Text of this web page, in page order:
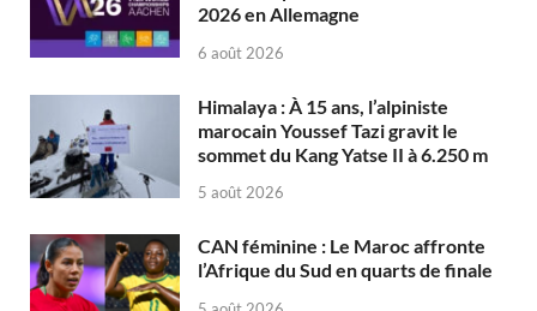
2026 en Allemagne
6 août 2026
Himalaya : À 15 ans, l’alpiniste
marocain Youssef Tazi gravit le
sommet du Kang Yatse II à 6.250 m
5 août 2026
CAN féminine : Le Maroc affronte
l’Afrique du Sud en quarts de finale